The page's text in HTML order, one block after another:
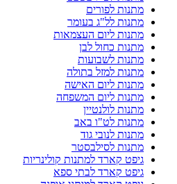
מתנות לפורים
מתנות לל"ג בעומר
מתנות ליום העצמאות
מתנות כחול לבן
מתנות לשבועות
מתנות למזל בתולה
מתנות ליום האישה
מתנות ליום המשפחה
מתנות לולנטיין
מתנות לט"ו באב
מתנות לנובי גוד
מתנות לסילבסטר
גיפט קארד למתנות קולינריות
גיפט קארד לבתי ספא